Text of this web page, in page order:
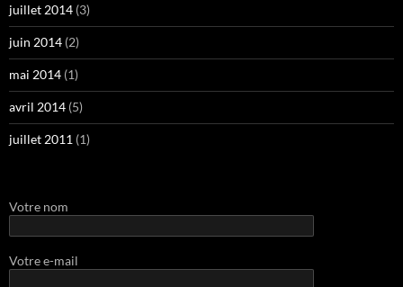
juillet 2014 (3)
juin 2014 (2)
mai 2014 (1)
avril 2014 (5)
juillet 2011 (1)
Votre nom
Votre e-mail